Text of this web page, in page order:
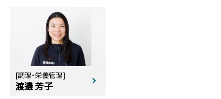
[調理・栄養管理]
渡邊 芳子